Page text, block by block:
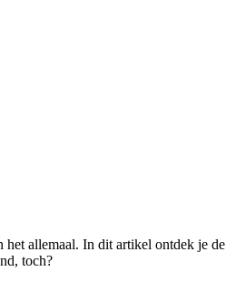
het allemaal. In dit artikel ontdek je de
toch?